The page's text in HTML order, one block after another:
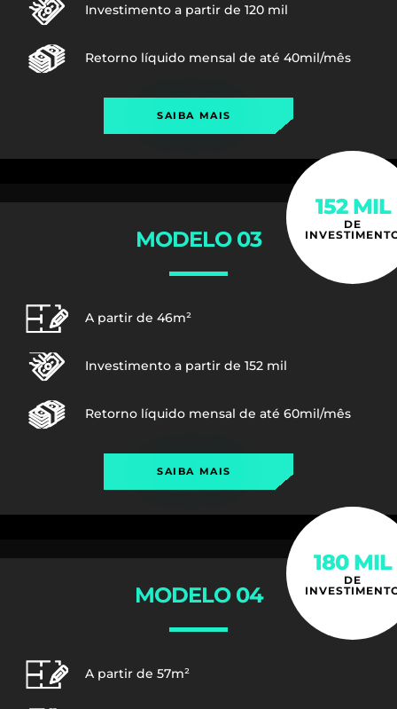
Investimento a partir de 120 mil
Retorno líquido mensal de até 40mil/mês
SAIBA MAIS
MODELO 03
A partir de 46m²
Investimento a partir de 152 mil
Retorno líquido mensal de até 60mil/mês
SAIBA MAIS
152 MIL
DE
MODELO 04
A partir de 57m²
180 MIL
DE